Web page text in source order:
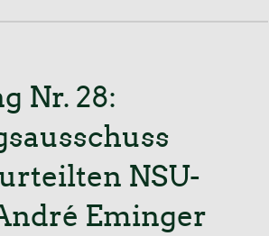
Nr. 28:
NSU-
Eminger